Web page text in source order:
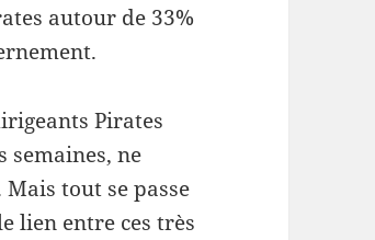
autour de 33%
Pirates
semaines, ne
tout se passe
lien entre ces très